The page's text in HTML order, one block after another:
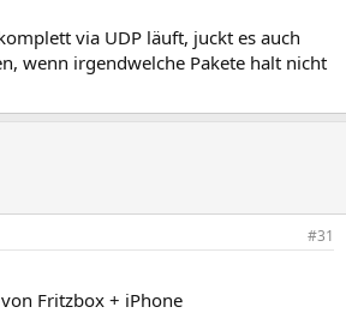
via UDP läuft, juckt es auch
wenn irgendwelche Pakete halt nicht
#31
Fritzbox + iPhone